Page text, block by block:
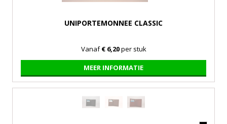
UNIPORTEMONNEE CLASSIC
Vanaf€ 6,20per stuk
MEER INFORMATIE